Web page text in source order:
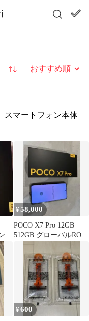
並び替え
スマートフォン本体
ン
¥58,000
POCO X7 Pro 12GB
512GB グローバルROM
¥600